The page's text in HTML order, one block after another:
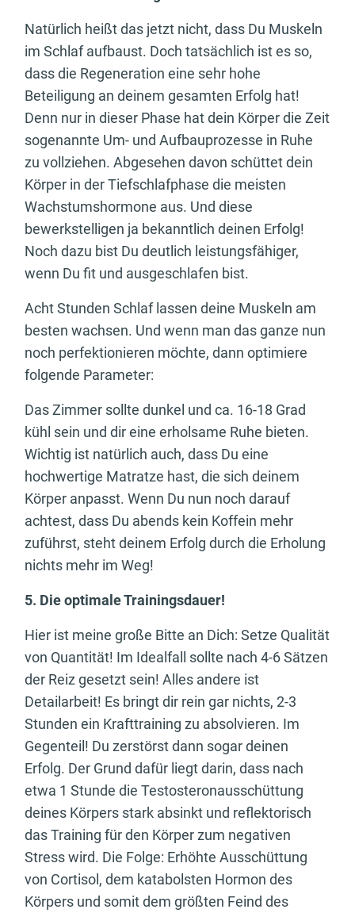
Natürlich heißt das jetzt nicht, dass Du Muskeln
im Schlaf aufbaust. Doch tatsächlich ist es so,
dass die Regeneration eine sehr hohe
Beteiligung an deinem gesamten Erfolg hat!
Denn nur in dieser Phase hat dein Körper die Zeit
sogenannte Um- und Aufbauprozesse in Ruhe
zu vollziehen. Abgesehen davon schüttet dein
Körper in der Tiefschlafphase die meisten
Wachstumshormone aus. Und diese
bewerkstelligen ja bekanntlich deinen Erfolg!
Noch dazu bist Du deutlich leistungsfähiger,
wenn Du fit und ausgeschlafen bist.
Acht Stunden Schlaf lassen deine Muskeln am
besten wachsen. Und wenn man das ganze nun
noch perfektionieren möchte, dann optimiere
folgende Parameter:
Das Zimmer sollte dunkel und ca. 16-18 Grad
kühl sein und dir eine erholsame Ruhe bieten.
Wichtig ist natürlich auch, dass Du eine
hochwertige Matratze hast, die sich deinem
Körper anpasst. Wenn Du nun noch darauf
achtest, dass Du abends kein Koffein mehr
zuführst, steht deinem Erfolg durch die Erholung
nichts mehr im Weg!
5. Die optimale Trainingsdauer!
Hier ist meine große Bitte an Dich: Setze Qualität
von Quantität! Im Idealfall sollte nach 4-6 Sätzen
der Reiz gesetzt sein! Alles andere ist
Detailarbeit! Es bringt dir rein gar nichts, 2-3
Stunden ein Krafttraining zu absolvieren. Im
Gegenteil! Du zerstörst dann sogar deinen
Erfolg. Der Grund dafür liegt darin, dass nach
etwa 1 Stunde die Testosteronausschüttung
deines Körpers stark absinkt und reflektorisch
das Training für den Körper zum negativen
Stress wird. Die Folge: Erhöhte Ausschüttung
von Cortisol, dem katabolsten Hormon des
Körpers und somit dem größten Feind des